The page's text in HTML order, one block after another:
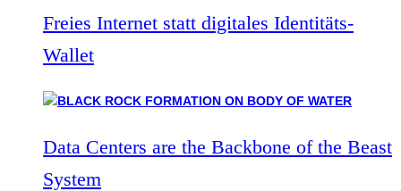
Freies Internet statt digitales Identitäts-
Wallet
Data Centers are the Backbone of the Beast
System